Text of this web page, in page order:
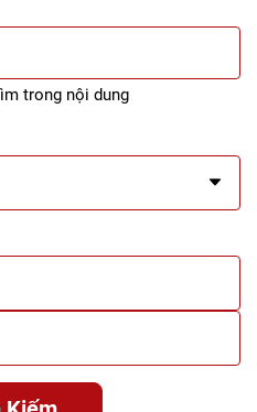
trong nội dung